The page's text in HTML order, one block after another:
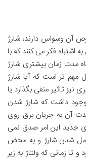
آن وسواس دارند، شارژ
فکر می کنند که با
مدت زمان بیشتری شارژ
مهم تر است که آیا شارژ
تاثیر منفی بگذارد یا
داشت که شارژ شدن
آن به جریان برق روی
جدید این امر صدق نمی
شدن شارژ و به محض
و تا زمانی که ولتاژ به زیر